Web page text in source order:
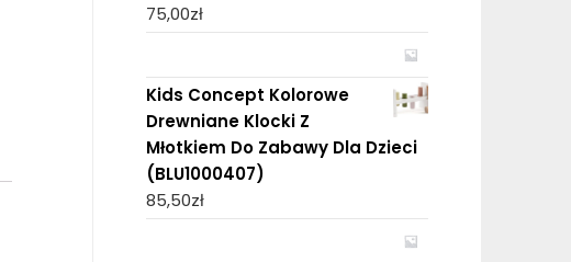
75,00zł
Kids Concept Kolorowe
Drewniane Klocki Z
Młotkiem Do Zabawy Dla Dzieci
(BLU1000407)
85,50zł